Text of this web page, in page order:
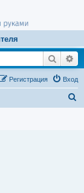
Поиск
Вход
Регистрация